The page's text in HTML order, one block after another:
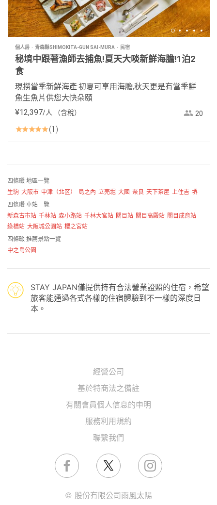
個人房 青森縣SHIMOKITA-GUN SAI-MURA 民宿
秘境中跟著漁師去捕魚!夏天大啖新鮮海膽!1泊2
食
現撈當季新鮮海產:初夏可享用海膽,秋天更是有當季鮮
魚生魚片供您大快朵頤
¥12,397/人 （含稅） 20
1
四條畷 地區一覽
生駒 大阪市 中津（北区） 島之內 立売堀 大國 奈良 天下茶屋 上住吉 堺
四條畷 車站一覽
新森古市站 千林站 森小路站 千林大宮站 關目站 關目高殿站 關目成育站
綠橋站 大阪城公園站 櫻之宮站
四條畷 推薦景點一覽
中之島公園
STAY JAPAN僅提供持有合法營業證照的住宿，希望
旅客能通過各式各樣的住宿體驗到不一樣的深度日
本。
經營公司
基於特商法之備註
有關會員個人信息的申明
服務利用規約
聯繫我們
© 股份有限公司雨風太陽